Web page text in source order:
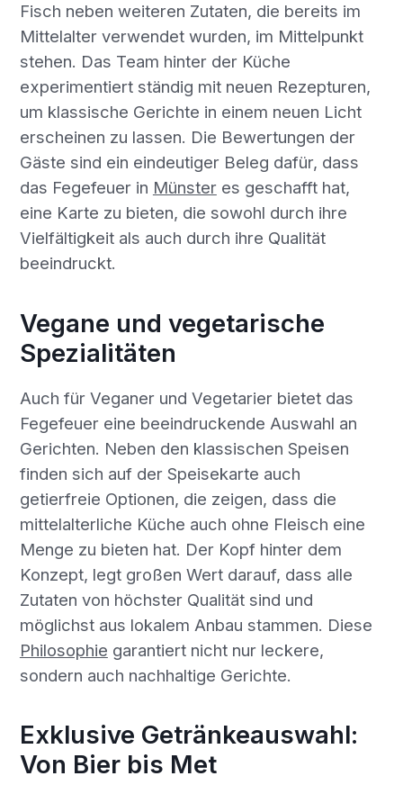
Fisch neben weiteren Zutaten, die bereits im
Mittelalter verwendet wurden, im Mittelpunkt
stehen. Das Team hinter der Küche
experimentiert ständig mit neuen Rezepturen,
um klassische Gerichte in einem neuen Licht
erscheinen zu lassen. Die Bewertungen der
Gäste sind ein eindeutiger Beleg dafür, dass
das Fegefeuer in Münsteres geschafft hat,
eine Karte zu bieten, die sowohl durch ihre
Vielfältigkeit als auch durch ihre Qualität
beeindruckt.
Vegane und vegetarische
Spezialitäten
Auch für Veganer und Vegetarier bietet das
Fegefeuer eine beeindruckende Auswahl an
Gerichten. Neben den klassischen Speisen
finden sich auf der Speisekarte auch
getierfreie Optionen, die zeigen, dass die
mittelalterliche Küche auch ohne Fleisch eine
Menge zu bieten hat. Der Kopf hinter dem
Konzept, legt großen Wert darauf, dass alle
Zutaten von höchster Qualität sind und
möglichst aus lokalem Anbau stammen. Diese
Philosophie garantiert nicht nur leckere,
sondern auch nachhaltige Gerichte.
Exklusive Getränkeauswahl:
Von Bier bis Met